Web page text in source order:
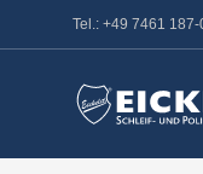
Tel.: +49 7461 187-